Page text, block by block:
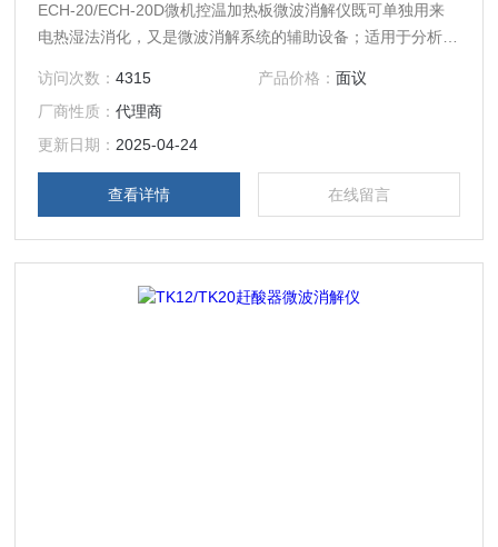
ECH-20/ECH-20D微机控温加热板微波消解仪既可单独用来
电热湿法消化，又是微波消解系统的辅助设备；适用于分析试
密闭微波消解前的预加热处理，还可用于微波消解完成后的赶
酸任务。单片微机控温和定时，程序升温自动调整和控制升温
速率及保温功率匹配，温度控制的稳定性和率高。
访问次数：4315 产品价格： 面议
厂商性质：代理商
更新日期： 2025-04-24
查看详情 在线留言